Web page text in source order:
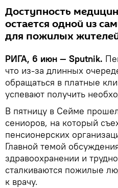
Доступность
остается одной из
для пожилых
РИГА, 6 июн — Sputnik.
что из-за длинных
обращаться в платные
успевают получить
В пятницу в Сейме
сениоров, на который
пенсионерских
Главной темой
здравоохранении и
сталкиваются пожилые
к врачу.